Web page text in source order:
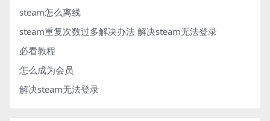
steam怎么离线
steam重复次数过多解决办法 解决steam无法登录
必看教程
怎么成为会员
解决steam无法登录